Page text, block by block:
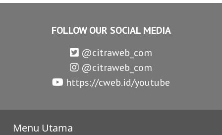
FOLLOW OUR SOCIAL MEDIA
@citraweb_com
@citraweb_com
https://cweb.id/youtube
Menu Utama